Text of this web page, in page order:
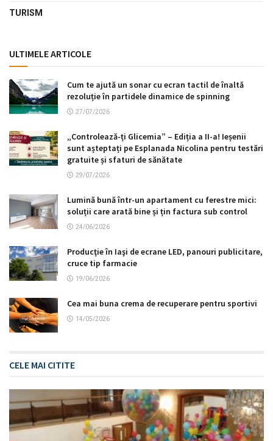
TURISM
ULTIMELE ARTICOLE
Cum te ajută un sonar cu ecran tactil de înaltă
rezoluție în partidele dinamice de spinning
27/07/2026
„Controlează-ți Glicemia” – Ediția a II-a! Ieșenii
sunt așteptați pe Esplanada Nicolina pentru testări
gratuite și sfaturi de sănătate
29/07/2026
Lumină bună într-un apartament cu ferestre mici:
soluții care arată bine și țin factura sub control
24/06/2026
Producţie în Iaşi de ecrane LED, panouri publicitare,
cruce tip farmacie
19/06/2026
Cea mai buna crema de recuperare pentru sportivi
14/05/2026
CELE MAI CITITE